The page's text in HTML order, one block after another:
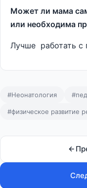
Может ли мама
или необходима
Лучше работать с
#Неонатология
#физическое развитие